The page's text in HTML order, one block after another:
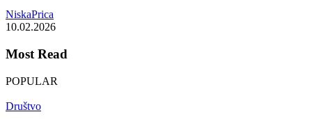
NiskaPrica
10.02.2026
Most Read
POPULAR
Društvo